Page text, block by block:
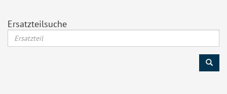
Ersatzteilsuche